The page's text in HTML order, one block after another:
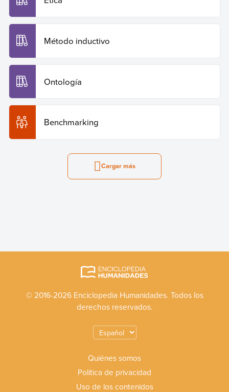
Método inductivo
Ontología
Benchmarking
Cargar más
© 2016-2026 Enciclopedia Humanidades. Todos los
derechos reservados.
Quiénes somos
Política de privacidad
Uso de los contenidos